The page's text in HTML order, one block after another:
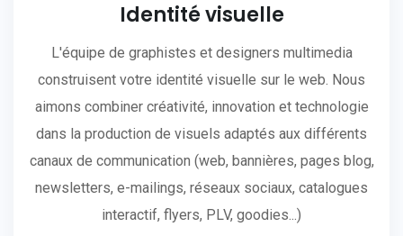
Identité visuelle
L'équipe de graphistes et designers multimedia
construisent votre identité visuelle sur le web. Nous
aimons combiner créativité, innovation et technologie
dans la production de visuels adaptés aux différents
canaux de communication (web, bannières, pages blog,
newsletters, e-mailings, réseaux sociaux, catalogues
interactif, flyers, PLV, goodies...)